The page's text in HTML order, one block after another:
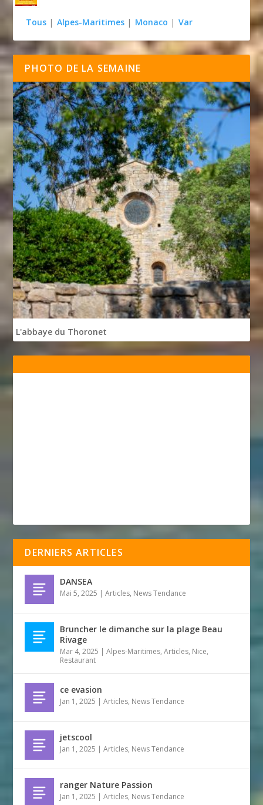
Tous | Alpes-Maritimes | Monaco | Var
PHOTO DE LA SEMAINE
L'abbaye du Thoronet
DERNIERS ARTICLES
DANSEA
Mai 5, 2025 |Articles, News Tendance
Bruncher le dimanche sur la plage Beau
Rivage
Mar 4, 2025 |Alpes-Maritimes,Articles, Nice,
Restaurant
ce evasion
Jan 1, 2025 |Articles, News Tendance
jetscool
Jan 1, 2025 |Articles, News Tendance
ranger Nature Passion
Jan 1, 2025 |Articles, News Tendance